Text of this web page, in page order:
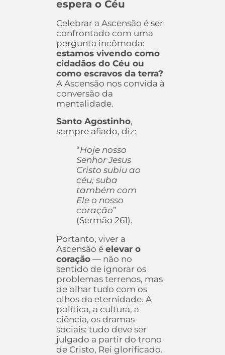
espera o Céu
Celebrar a Ascensão é ser
confrontado com uma
pergunta incômoda:
estamos vivendo como
cidadãos do Céu ou
como escravos da terra?
A Ascensão nos convida à
conversão da
mentalidade.
Santo Agostinho,
sempre afiado, diz:
“Hoje nosso
Senhor Jesus
Cristo subiu ao
céu; suba
também com
Ele o nosso
coração”
(Sermão 261).
Portanto, viver a
Ascensão éelevar o
coração — não no
sentido de ignorar os
problemas terrenos, mas
de olhar tudo com os
olhos da eternidade. A
política, a cultura, a
ciência, os dramas
sociais: tudo deve ser
julgado a partir do trono
de Cristo, Rei glorificado.